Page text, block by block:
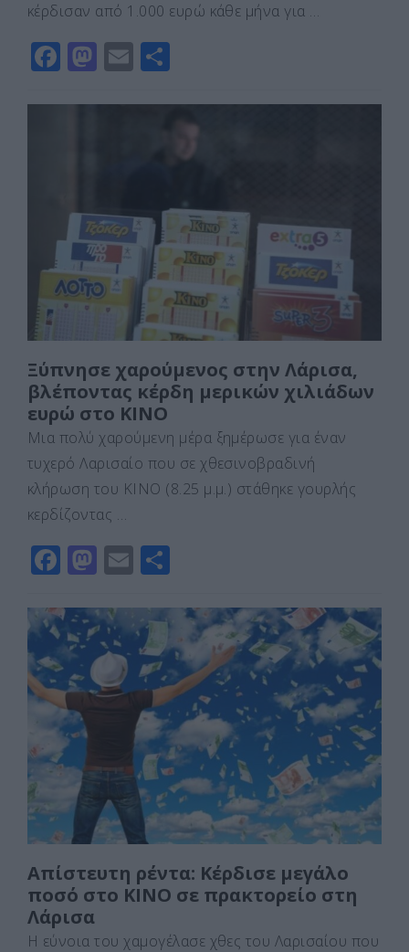
κέρδισαν από 1.000 ευρώ κάθε μήνα για …
F
c
o
o
k
M
st
n
E
ai ρ
τε
ίτ
ε
Ξύπνησε χαρούμενος στην Λάρισα,
βλέποντας κέρδη μερικών χιλιάδων
ευρώ στο ΚΙΝΟ
Μια πολύ χαρούμενη μέρα ξημέρωσε για έναν
τυχερό Λαρισαίο που σε χθεσινοβραδινή
κλήρωση του ΚΙΝΟ (8.25 μ.μ.) στάθηκε γουρλής
κερδίζοντας …
F
c
e
b
o
o
k
M
st
o
d
o
E
ai
l
ρ
α
σ
τε
ίτ
ε
Απίστευτη ρέντα: Κέρδισε μεγάλο
ποσό στο ΚΙΝΟ σε πρακτορείο στη
Λάρισα
Η εύνοια του χαμογέλασε χθες του Λαρισαίου που